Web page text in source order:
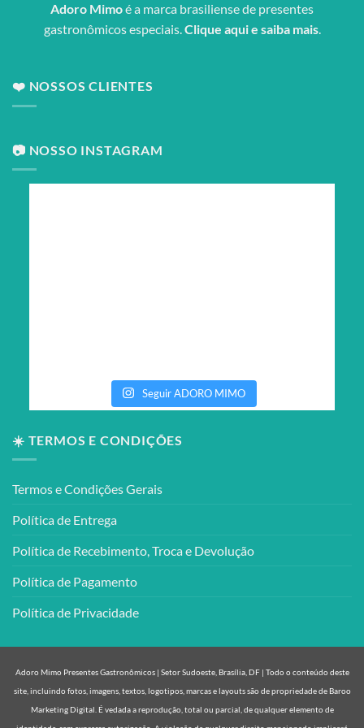
Adoro Mimoé a marca brasiliense de presentes
gastronômicos especiais.Clique aqui e saiba mais.
❤️ NOSSOS CLIENTES
📷 NOSSO INSTAGRAM
Seguir ADORO MIMO
☀️ TERMOS E CONDIÇÕES
Termos e Condições Gerais
Política de Entrega
Política de Recebimento, Troca e Devolução
Política de Pagamento
Política de Privacidade
Adoro Mimo Presentes Gastronômicos | Setor Sudoeste, Brasília, DF | Todo o conteúdo deste
site, incluindo fotos, imagens, textos, logotipos, marcas e layouts são de propriedade de Baroo
Marketing Digital. É vedada a reprodução, total ou parcial, de qualquer elemento de